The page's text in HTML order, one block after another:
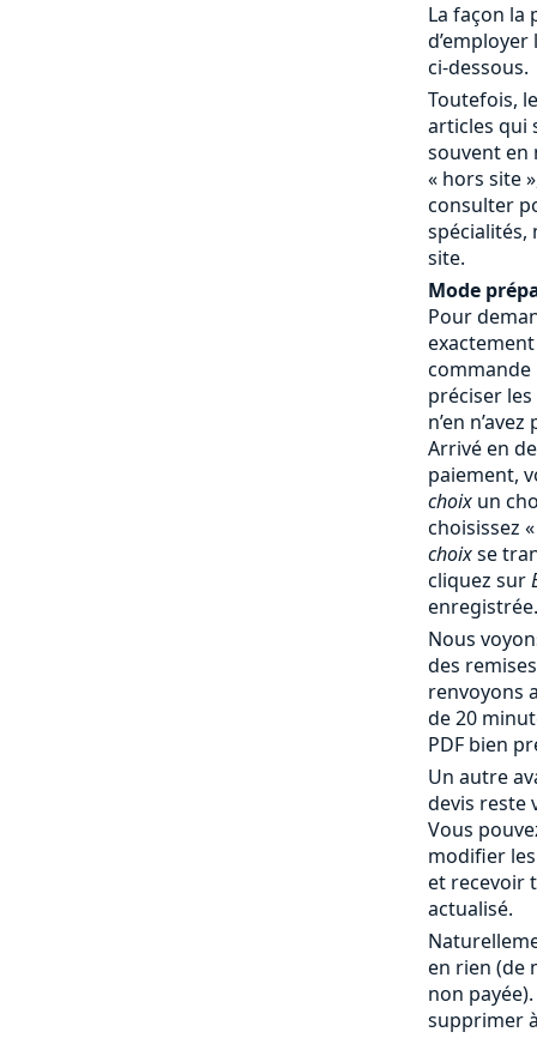
La façon la
ci-dessous.
Toutefois,
articles qui
souvent en
« hors site
consulter
spécialités,
site.
Mode
Pour
commande
préciser
n’en
Arrivé en
paiement,
choix un
choisissez
choixse
cliquez sur
enregistrée.
Nous
des
renvoyons
de 20
PDF bien
Un autre
devis reste
Vous
modifier
et recevoir
actualisé.
en rien (de
non
supprimer